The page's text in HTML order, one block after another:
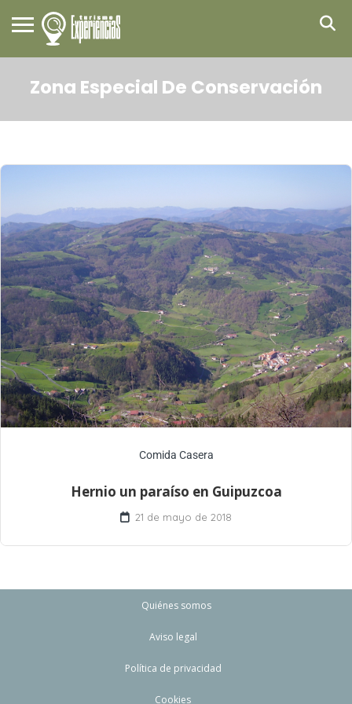
Zona Especial De Conservación
Comida Casera
Hernio un paraíso en Guipuzcoa
21 de mayo de 2018
Quiénes somos
Aviso legal
Política de privacidad
Cookies